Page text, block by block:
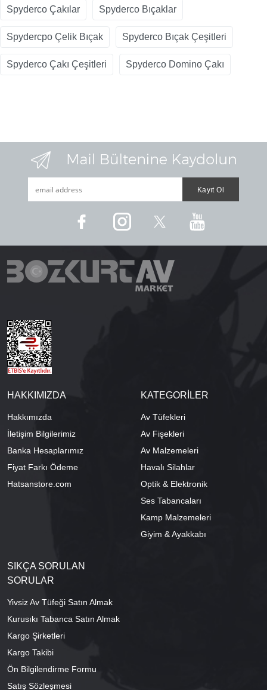
Spyderco Çakılar Spyderco Bıçaklar
Spydercpo Çelik Bıçak Spyderco Bıçak Çeşitleri
Spyderco Çakı Çeşitleri Spyderco Domino Çakı
HAKKIMIZDA
Hakkımızda
İletişim Bilgilerimiz
Banka Hesaplarımız
Fiyat Farkı Ödeme
Hatsanstore.com
KATEGORİLER
Av Tüfekleri
Av Fişekleri
Av Malzemeleri
Havalı Silahlar
Optik & Elektronik
Ses Tabancaları
Kamp Malzemeleri
Giyim & Ayakkabı
SIKÇA SORULAN
SORULAR
Yivsiz Av Tüfeği Satın Almak
Kurusıkı Tabanca Satın Almak
Kargo Şirketleri
Kargo Takibi
Ön Bilgilendirme Formu
Satış Sözleşmesi